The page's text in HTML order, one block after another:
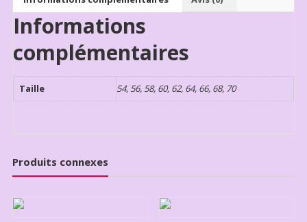
Informations
complémentaires
Taille 54, 56, 58, 60, 62, 64, 66, 68, 70
Produits connexes